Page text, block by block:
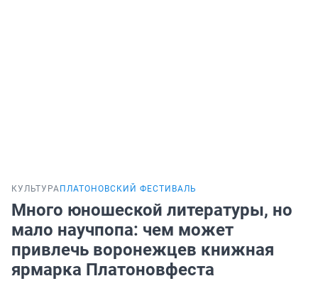
КУЛЬТУРА ПЛАТОНОВСКИЙ ФЕСТИВАЛЬ
Много юношеской литературы, но
мало научпопа: чем может
привлечь воронежцев книжная
ярмарка Платоновфеста